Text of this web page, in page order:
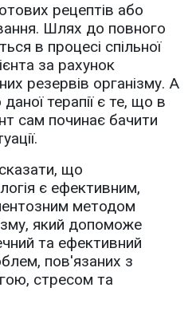
рецептів або
Шлях до повного
в процесі спільної
за рахунок
резервів організму. А
терапії є те, що в
сам починає бачити
що
є ефективним,
методом
який допоможе
та ефективний
пов'язаних з
стресом та